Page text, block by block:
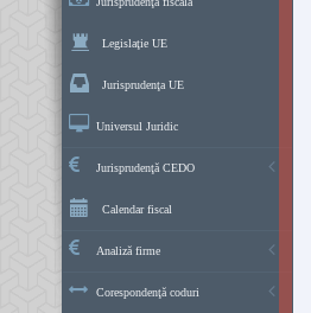
Legislaţie UE
Jurisprudenţa UE
Universul Juridic
Jurisprudenţă CEDO
Calendar fiscal
Analiză firme
Corespondenţă coduri